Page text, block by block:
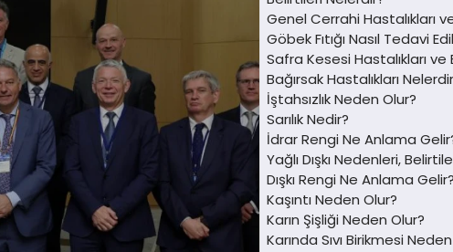
Genel Cerrahi Hastalıkları
Göbek Fıtığı Nasıl Tedavi
Safra Kesesi Hastalıkları
Bağırsak Hastalıkları
İştahsızlık Neden Olur?
Sarılık Nedir?
İdrar Rengi Ne Anlama
Yağlı Dışkı Nedenleri,
Dışkı Rengi Ne Anlama Gelir?
Kaşıntı Neden Olur?
Karın Şişliği Neden Olur?
Karında Sıvı Birikmesi